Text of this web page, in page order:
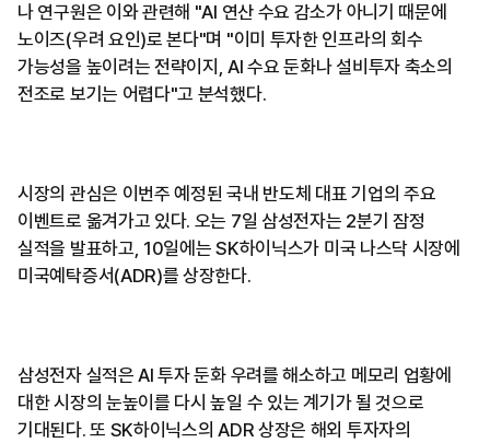
나 연구원은 이와 관련해 "AI 연산 수요 감소가 아니기 때문에
노이즈(우려 요인)로 본다"며 "이미 투자한 인프라의 회수
가능성을 높이려는 전략이지, AI 수요 둔화나 설비투자 축소의
전조로 보기는 어렵다"고 분석했다.
시장의 관심은 이번주 예정된 국내 반도체 대표 기업의 주요
이벤트로 옮겨가고 있다. 오는 7일 삼성전자는 2분기 잠정
실적을 발표하고, 10일에는 SK하이닉스가 미국 나스닥 시장에
미국예탁증서(ADR)를 상장한다.
삼성전자 실적은 AI 투자 둔화 우려를 해소하고 메모리 업황에
대한 시장의 눈높이를 다시 높일 수 있는 계기가 될 것으로
기대된다. 또 SK하이닉스의 ADR 상장은 해외 투자자의